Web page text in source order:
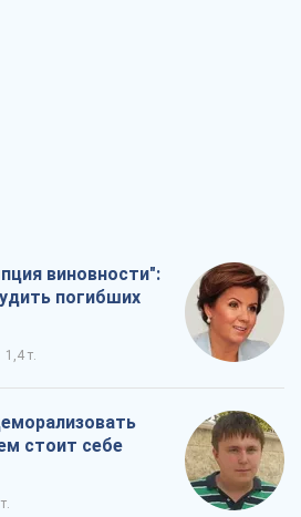
виновности":
погибших
1,4 т.
стоит себе